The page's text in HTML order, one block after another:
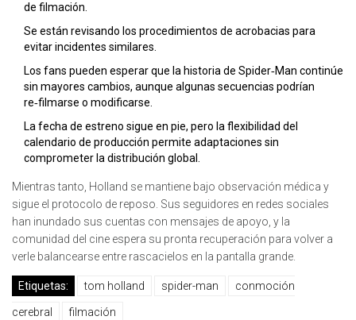
de filmación.
Se están revisando los procedimientos de acrobacias para
evitar incidentes similares.
Los fans pueden esperar que la historia de Spider‑Man continúe
sin mayores cambios, aunque algunas secuencias podrían
re‑filmarse o modificarse.
La fecha de estreno sigue en pie, pero la flexibilidad del
calendario de producción permite adaptaciones sin
comprometer la distribución global.
Mientras tanto, Holland se mantiene bajo observación médica y
sigue el protocolo de reposo. Sus seguidores en redes sociales
han inundado sus cuentas con mensajes de apoyo, y la
comunidad del cine espera su pronta recuperación para volver a
verle balancearse entre rascacielos en la pantalla grande.
Etiquetas: tom holland spider-man conmoción
cerebral filmación